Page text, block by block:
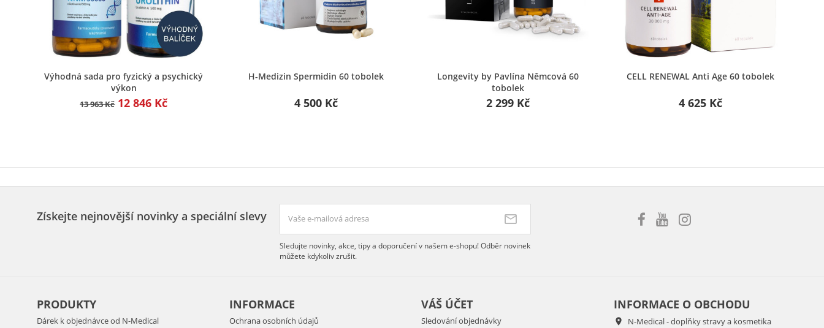
Rychlý náhled
Výhodná sada pro fyzický a psychický
výkon
13 963 Kč 12 846 Kč
Rychlý náhled
H-Medizin Spermidin 60 tobolek
4 500 Kč
Rychlý náhled
Longevity by Pavlína Němcová 60
tobolek
2 299 Kč
Rychlý náhled
CELL RENEWAL Anti Age 60 tobolek
4 625 Kč
Získejte nejnovější novinky a speciální slevy
Sledujte novinky, akce, tipy a doporučení v našem e-shopu! Odběr novinek
můžete kdykoliv zrušit.
PRODUKTY
Dárek k objednávce od N-Medical
INFORMACE
Ochrana osobních údajů
VÁŠ ÚČET
Sledování objednávky
INFORMACE O OBCHODU

N-Medical - doplňky stravy a kosmetika